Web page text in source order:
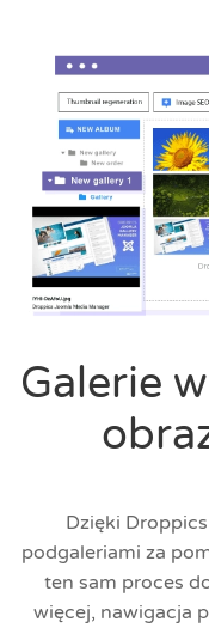
Galerie
Dzięki
podgaleriami za
ten sam proces
więcej, nawigacja